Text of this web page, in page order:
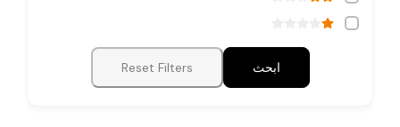
ابحث Reset Filters